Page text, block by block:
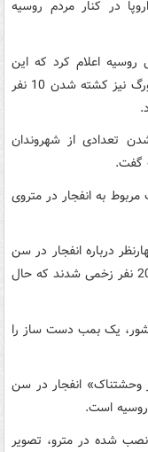
در کنار مردم روسیه
روسیه اعلام کرد که این
حادثه تروریستی بوده است. فرماندار سن پترزبورگ نیز کشته شدن 10 نفر
تعدادی از شهروندان
گفت.
به انفجار در متروی
درباره انفجار در سن
پترزبورگ اعلام کرده که 9 نفر کشته و بیش از 20 نفر زخمی شدند که حال
یک بمب دست ساز را
وحشتناک» انفجار در سن
روسیه است.
نصب شده در مترو، تصویر